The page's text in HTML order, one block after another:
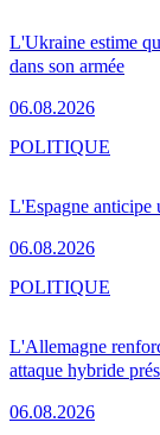
L'Ukraine estime
dans son armée
06.08.2026
L'Espagne anticipe
06.08.2026
POLITIQUE
L'Allemagne
attaque hybride
06.08.2026
POLITIQUE